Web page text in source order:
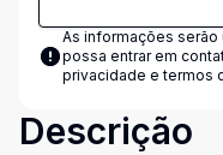
As informações serão
possa entrar em
privacidade e termos
Descrição